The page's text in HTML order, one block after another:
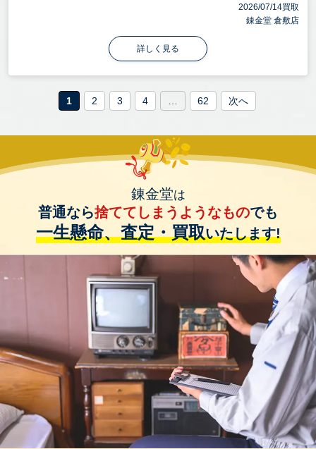
2026/07/14買取
錬金堂 倉敷店
詳しく見る
1 2 3 4 62 次へ
錬金堂は
普通なら捨ててしまうようなものでも
一生懸命、査定・買取いたします!